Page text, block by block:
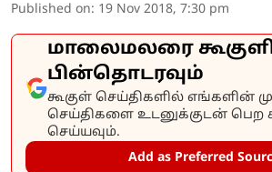
Published on: 19 Nov 2018, 7:30 pm
மாலைமலரை
பின்தொடரவும்
கூகுள் செய்திகளில் எங்களின்
செய்திகளை உடனுக்குடன் பெற
செய்யவும்.
Add as Preferred